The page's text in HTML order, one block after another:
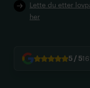
Lette du etter
her
5 / 5